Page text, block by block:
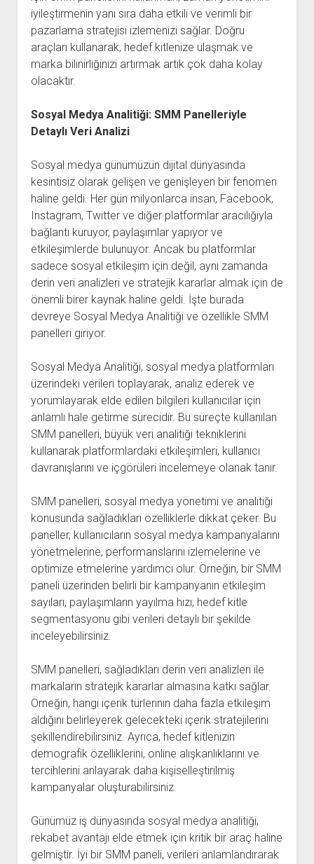
iyileştirmenin yanı sıra daha etkili ve verimli bir
pazarlama stratejisi izlemenizi sağlar. Doğru
araçları kullanarak, hedef kitlenize ulaşmak ve
marka bilinirliğinizi artırmak artık çok daha kolay
olacaktır.
Sosyal Medya Analitiği: SMM Panelleriyle
Detaylı Veri Analizi
Sosyal medya günümüzün dijital dünyasında
kesintisiz olarak gelişen ve genişleyen bir fenomen
haline geldi. Her gün milyonlarca insan, Facebook,
Instagram, Twitter ve diğer platformlar aracılığıyla
bağlantı kuruyor, paylaşımlar yapıyor ve
etkileşimlerde bulunuyor. Ancak bu platformlar
sadece sosyal etkileşim için değil, aynı zamanda
derin veri analizleri ve stratejik kararlar almak için de
önemli birer kaynak haline geldi. İşte burada
devreye Sosyal Medya Analitiği ve özellikle SMM
panelleri giriyor.
Sosyal Medya Analitiği, sosyal medya platformları
üzerindeki verileri toplayarak, analiz ederek ve
yorumlayarak elde edilen bilgileri kullanıcılar için
anlamlı hale getirme sürecidir. Bu süreçte kullanılan
SMM panelleri, büyük veri analitiği tekniklerini
kullanarak platformlardaki etkileşimleri, kullanıcı
davranışlarını ve içgörüleri incelemeye olanak tanır.
SMM panelleri, sosyal medya yönetimi ve analitiği
konusunda sağladıkları özelliklerle dikkat çeker. Bu
paneller, kullanıcıların sosyal medya kampanyalarını
yönetmelerine, performanslarını izlemelerine ve
optimize etmelerine yardımcı olur. Örneğin, bir SMM
paneli üzerinden belirli bir kampanyanın etkileşim
sayıları, paylaşımların yayılma hızı, hedef kitle
segmentasyonu gibi verileri detaylı bir şekilde
inceleyebilirsiniz.
SMM panelleri, sağladıkları derin veri analizleri ile
markaların stratejik kararlar almasına katkı sağlar.
Örneğin, hangi içerik türlerinin daha fazla etkileşim
aldığını belirleyerek gelecekteki içerik stratejilerini
şekillendirebilirsiniz. Ayrıca, hedef kitlenizin
demografik özelliklerini, online alışkanlıklarını ve
tercihlerini anlayarak daha kişiselleştirilmiş
kampanyalar oluşturabilirsiniz.
Günümüz iş dünyasında sosyal medya analitiği,
rekabet avantajı elde etmek için kritik bir araç haline
gelmiştir. İyi bir SMM paneli, verileri anlamlandırarak